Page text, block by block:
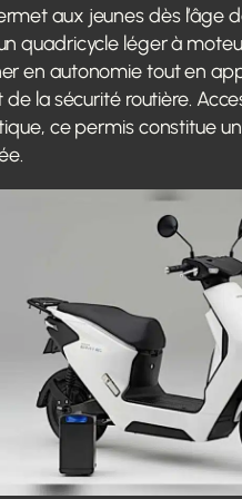
aux jeunes dès l’âge
quadricycle léger à
en autonomie tout en
la sécurité routière.
ce permis constitue